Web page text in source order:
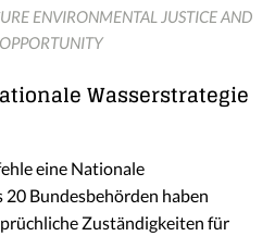
ENVIRONMENTAL JUSTICE AND
Wasserstrategie
eine Nationale
Bundesbehörden haben
Zuständigkeiten für